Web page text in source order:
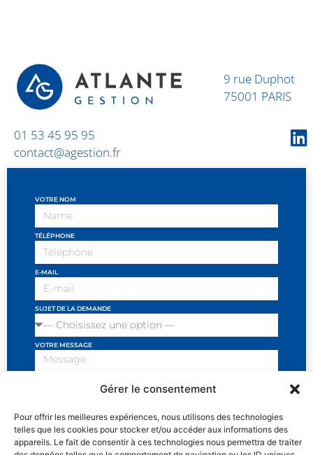
Gérer le consentement
Pour offrir les meilleures expériences, nous utilisons des technologies
telles que les cookies pour stocker et/ou accéder aux informations des
appareils. Le fait de consentir à ces technologies nous permettra de traiter
9 rue Duphot
75001 PARIS
01 53 45 95 95
contact@agestion.fr
VOTRE NOM
TÉLÉPHONE
E-MAIL
SUJET DE LA DEMANDE
VOTRE MESSAGE
J'ai lu et j'accepte les conditions et politiques de
privacité